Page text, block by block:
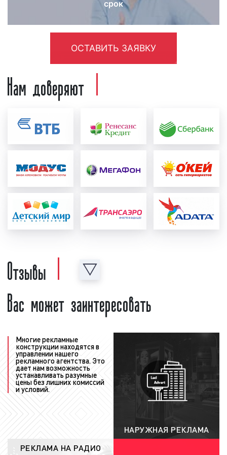
радио «Монте Карло» в течение 2-4 недель.
период выхода рекламных роликов в эфире
радиостанции. Поэтому, если вы хотите, чтобы
вложенные в рекламу на радио, оправдались,
размещайте рекламу в течение месяца и более.
Как разместить рекламу на радио
«Монте Карло»
в Екатеринбурге
Зачастую, наши клиенты спрашивают, как
разместить рекламу на радио «Монте Карло» в
радио «Монте Карло» можно разделить на
несколько этапов:
создание и проверка рекламного ролика:
рекламный ролик. Рекламный ролик может
быть предоставлен как рекламодателем, так
Для создания рекламного ролика нашими
специалистами рекламодатель должен
концепцию рекламы, примерный текст,
условия акции, контакты и адреса. Также
рекламодатель может предоставить иную
информацию, важную с его точки зрения.
После создания рекламный ролик
проверяется на соответствие требованиям
ФЗ «
О рекламе
юристами нашей компании, так и юристами
радиостанции. При необходимости в
рекламный материал вносятся
срок
ОСТАВИТЬ ЗАЯВКУ
Нам доверяют
Отзывы
Вас может заинтересовать
Многие рекламные
конструкции находятся в
управлении нашего
рекламного агентства. Это
дает нам возможность
устанавливать разумные
цены без лишних комиссий
и условий.
НАРУЖНАЯ РЕКЛАМА
РЕКЛАМА НА РАДИО